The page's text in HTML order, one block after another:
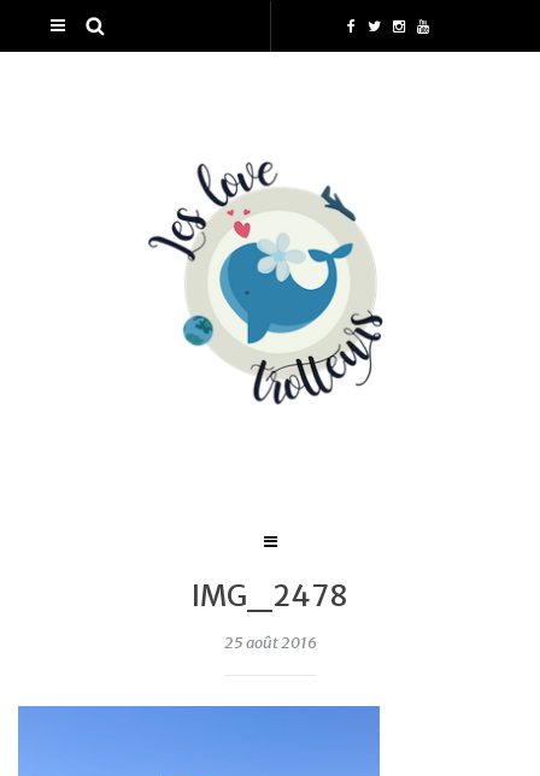
IMG_2478
25 août 2016